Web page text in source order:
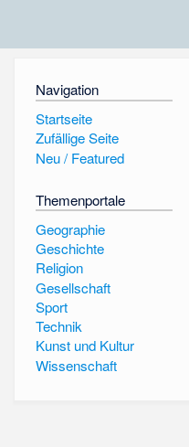
Navigation
Startseite
Zufällige Seite
Neu / Featured
Themenportale
Geographie
Geschichte
Religion
Gesellschaft
Sport
Technik
Kunst und Kultur
Wissenschaft